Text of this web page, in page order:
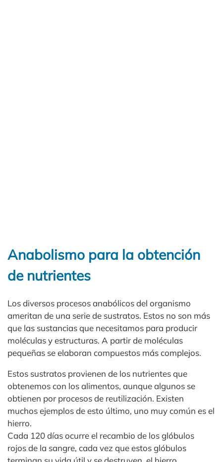
Anabolismo para la obtención
de nutrientes
Los diversos procesos anabólicos del organismo
ameritan de una serie de sustratos. Estos no son más
que las sustancias que necesitamos para producir
moléculas y estructuras. A partir de moléculas
pequeñas se elaboran compuestos más complejos.
Estos sustratos provienen de los nutrientes que
obtenemos con los alimentos, aunque algunos se
obtienen por procesos de reutilización. Existen
muchos ejemplos de esto último, uno muy común es el
hierro.
Cada 120 días ocurre el recambio de los glóbulos
rojos de la sangre, cada vez que estos glóbulos